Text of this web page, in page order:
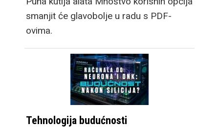
smanjit će glavobolje u radu s PDF-
ovima.
Tehnologija budućnosti